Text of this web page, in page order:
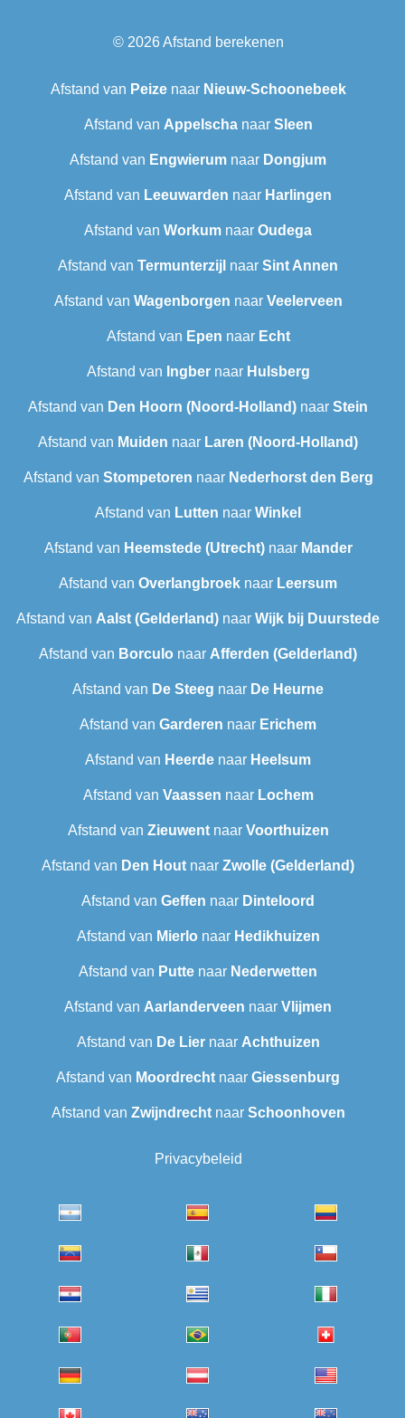
© 2026Afstand berekenen
Afstand van Peizenaar Nieuw-Schoonebeek
Afstand van Appelschanaar Sleen
Afstand van Engwierum naar Dongjum
Afstand van Leeuwarden naar Harlingen
Afstand van Workum naar Oudega
Afstand van Termunterzijl naar Sint Annen
Afstand van Wagenborgen naar Veelerveen
Afstand van Epen naar Echt
Afstand van Ingbernaar Hulsberg
Afstand van Den Hoorn (Noord-Holland) naar Stein
Afstand van Muiden naar Laren (Noord-Holland)
Afstand van Stompetoren naar Nederhorst den Berg
Afstand van Lutten naar Winkel
Afstand van Heemstede (Utrecht)naar Mander
Afstand van Overlangbroek naar Leersum
Afstand van Aalst (Gelderland) naar Wijk bij Duurstede
Afstand van Borculo naar Afferden (Gelderland)
Afstand van De Steeg naar De Heurne
Afstand van Garderen naar Erichem
Afstand van Heerde naar Heelsum
Afstand van Vaassen naar Lochem
Afstand van Zieuwentnaar Voorthuizen
Afstand van Den Hout naar Zwolle (Gelderland)
Afstand van Geffen naar Dinteloord
Afstand van Mierlo naar Hedikhuizen
Afstand van Putte naar Nederwetten
Afstand van Aarlanderveen naar Vlijmen
Afstand van De Liernaar Achthuizen
Afstand van Moordrecht naar Giessenburg
Afstand van Zwijndrechtnaar Schoonhoven
Privacybeleid